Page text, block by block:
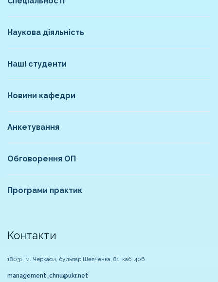
Наукова діяльність
Наші студенти
Новини кафедри
Анкетування
Обговорення ОП
Програми практик
Контакти
18031, м. Черкаси, бульвар Шевченка, 81, каб. 406
management_chnu@ukr.net